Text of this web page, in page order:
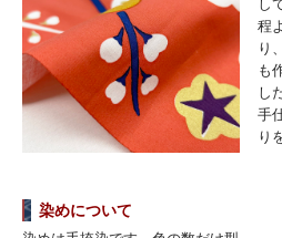
し
程
り
も
し
手
り
染めについて